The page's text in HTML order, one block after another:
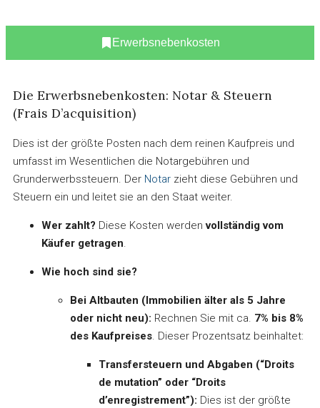
Erwerbsnebenkosten
Die Erwerbsnebenkosten: Notar & Steuern
(Frais D’acquisition)
Dies ist der größte Posten nach dem reinen Kaufpreis und
umfasst im Wesentlichen die Notargebühren und
Grunderwerbssteuern. Der Notar zieht diese Gebühren und
Steuern ein und leitet sie an den Staat weiter.
Wer zahlt? Diese Kosten werdenvollständig vom
Käufer getragen.
Wie hoch sind sie?
Bei Altbauten (Immobilien älter als 5 Jahre
oder nicht neu): Rechnen Sie mit ca. 7% bis 8%
des Kaufpreises. Dieser Prozentsatz beinhaltet:
Transfersteuern und Abgaben (“Droits
de mutation” oder “Droits
d’enregistrement”): Dies ist der größte